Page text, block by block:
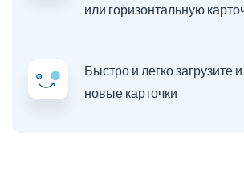
или горизонтальную
Быстро и легко загрузите
новые карточки